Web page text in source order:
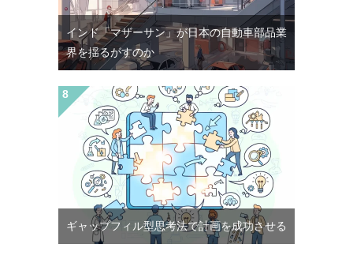
インド「マザーサン」が日本の自動車部品業
界を揺るがすのか
ギャップフィル型思考法で計画を成功させる